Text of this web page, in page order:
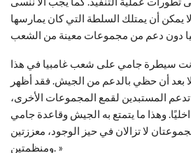
يمكن أن يمتلك السلطة التي كان يمارسها
كانت سيطرة جامي على شعب غامبيا في هذا
بعد أن حظي بالدعم من الجيش. فقد أظهر
تدعم المستبدين لقمع المجموعات الأخرى،
وهذا ما يتمتع به الجيش وقاعدة جامي
لا تزالان في حيز الوجود، معززتين
ومنظمتين. »